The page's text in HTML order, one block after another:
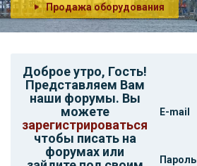
Продажа оборудования
Доброе утро, Гость!
Представляем Вам
наши форумы. Вы
можете
зарегистрироваться
чтобы писать на
форумах или
E-mail
Пароль